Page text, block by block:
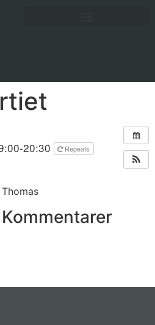
20:30
Repeats
Thomas
Kommentarer